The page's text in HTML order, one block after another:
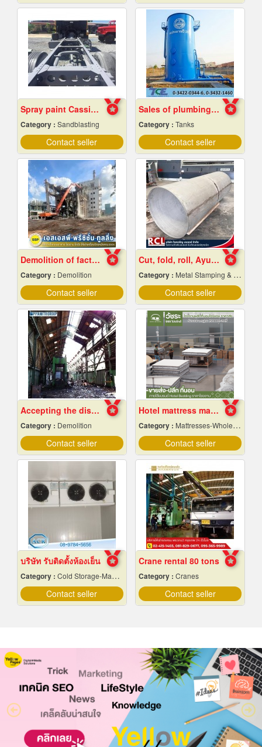
Spray paint Cassie cars, Chonburi
Category : Sandblasting
Contact seller
Sales of plumbing equipment
Category : Tanks
Contact seller
Demolition of factory in Samut Prakan
Category : Demolition
Contact seller
Cut, fold, roll, Ayutthaya
Category : Metal Stamping & Cutting
Contact seller
Accepting the dismantling of steel structures
Category : Demolition
Contact seller
Hotel mattress manufacturing factory
Category : Mattresses-Wholesale & Manufacturers
Contact seller
บริษัท รับติดตั้งห้องเย็น
Category : Cold Storage-Manufacturers & Installation Designer
Contact seller
Crane rental 80 tons
Category : Cranes
Contact seller